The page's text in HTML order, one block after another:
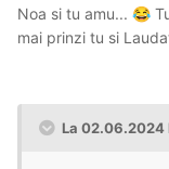
Noa si tu amu... 😂
mai prinzi tu si
La 02.06.2024